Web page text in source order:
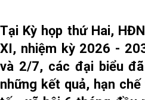
Tại Kỳ họp thứ Hai,
XI, nhiệm kỳ 2026 -
và 2/7, các đại biểu
những kết quả, hạn